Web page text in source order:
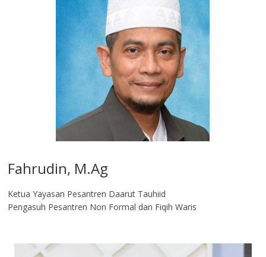
Fahrudin, M.Ag​
Ketua Yayasan Pesantren Daarut Tauhiid
Pengasuh Pesantren Non Formal dan Fiqih Waris